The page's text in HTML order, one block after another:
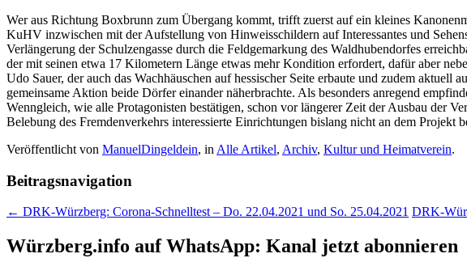
Wer aus Richtung Boxbrunn zum Übergang kommt, trifft zuerst auf ein kleines
KuHV inzwischen mit der Aufstellung von Hinweisschildern auf Interessantes und
Verlängerung der Schulzengasse durch die Feldgemarkung des Waldhubendorfes
der mit seinen etwa 17 Kilometern Länge etwas mehr Kondition erfordert, dafür aber
Udo Sauer, der auch das Wachhäuschen auf hessischer Seite erbaute und zudem aktuell
gemeinsame Aktion beide Dörfer einander näherbrachte. Als besonders anregend
Wenngleich, wie alle Protagonisten bestätigen, schon vor längerer Zeit der Ausbau der
Belebung des Fremdenverkehrs interessierte Einrichtungen bislang nicht an dem Projekt
Veröffentlicht von ManuelDingeldein, in Alle Artikel, Archiv, Kultur und Heimatverein.
Beitragsnavigation
← DRK-Würzberg: Corona-Schnelltest – Do. 22.04.2021 und So. 25.04.2021 DRK-
Würzberg.info auf WhatsApp: Kanal jetzt abonnieren